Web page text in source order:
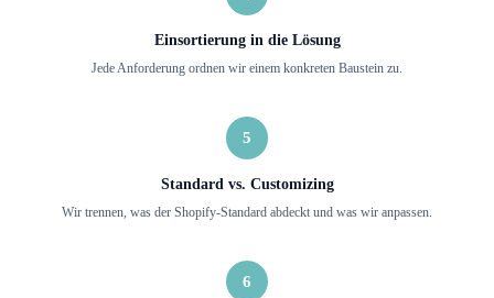
Einsortierung in die Lösung
Jede Anforderung ordnen wir einem konkreten Baustein zu.
5
Standard vs. Customizing
Wir trennen, was der Shopify-Standard abdeckt und was wir anpassen.
6